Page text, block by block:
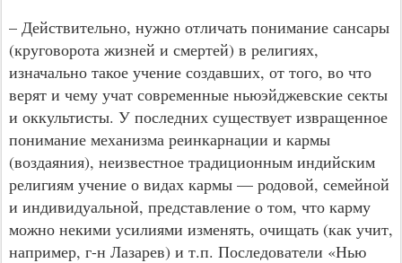
– Действительно, нужно отличать понимание сансары
(круговорота жизней и смертей) в религиях,
изначально такое учение создавших, от того, во что
верят и чему учат современные ньюэйджевские секты
и оккультисты. У последних существует извращенное
понимание механизма реинкарнации и кармы
(воздаяния), неизвестное традиционным индийским
религиям учение о видах кармы — родовой, семейной
и индивидуальной, представление о том, что карму
можно некими усилиями изменять, очищать (как учит,
например, г-н Лазарев) и т.п. Последователи «Нью